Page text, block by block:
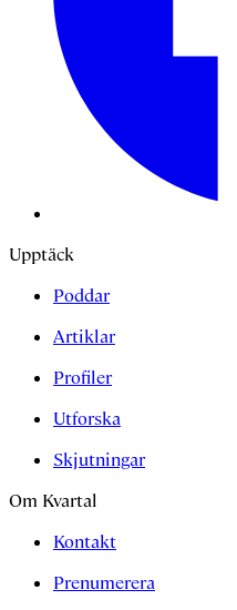
Upptäck
Poddar
Artiklar
Profiler
Utforska
Skjutningar
Om Kvartal
Kontakt
Prenumerera